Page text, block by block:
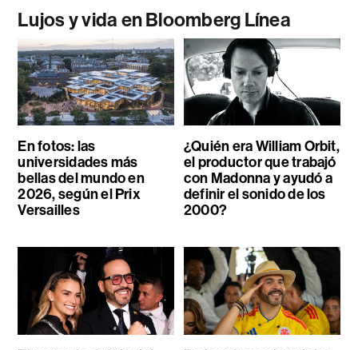
Lujos y vida en Bloomberg Línea
En fotos: las
universidades más
bellas del mundo en
2026, según el Prix
Versailles
¿Quién era William Orbit,
el productor que trabajó
con Madonna y ayudó a
definir el sonido de los
2000?